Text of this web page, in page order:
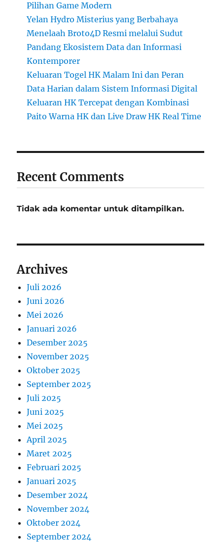
Pilihan Game Modern
Yelan Hydro Misterius yang Berbahaya
Menelaah Broto4D Resmi melalui Sudut
Pandang Ekosistem Data dan Informasi
Kontemporer
Keluaran Togel HK Malam Ini dan Peran
Data Harian dalam Sistem Informasi Digital
Keluaran HK Tercepat dengan Kombinasi
Paito Warna HK dan Live Draw HK Real Time
Recent Comments
Tidak ada komentar untuk ditampilkan.
Archives
Juli 2026
Juni 2026
Mei 2026
Januari 2026
Desember 2025
November 2025
Oktober 2025
September 2025
Juli 2025
Juni 2025
Mei 2025
April 2025
Maret 2025
Februari 2025
Januari 2025
Desember 2024
November 2024
Oktober 2024
September 2024